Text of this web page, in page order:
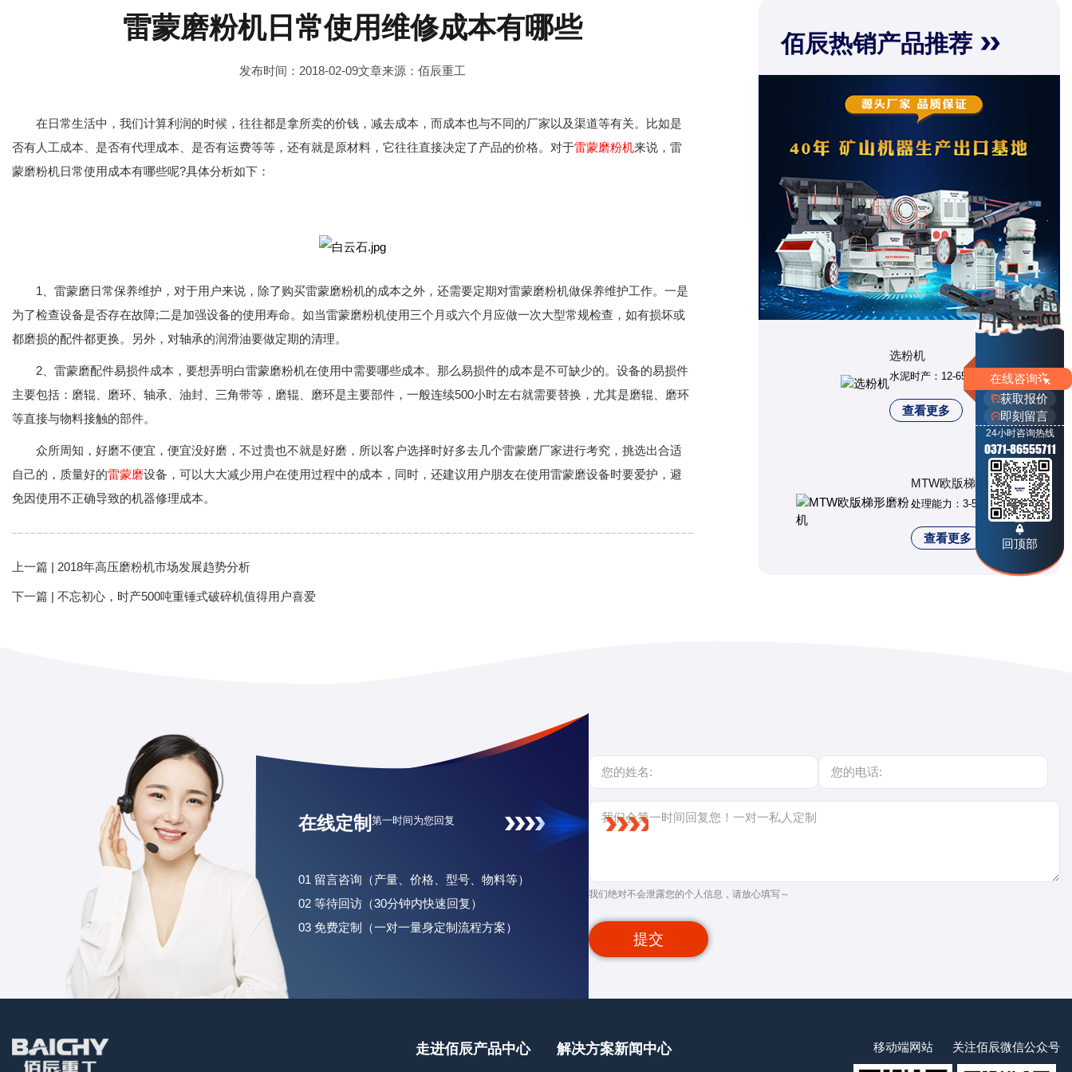
雷蒙磨粉机日常使用维修成本有哪些
发布时间：2018-02-09文章来源：佰辰重工
在日常生活中，我们计算利润的时候，往往都是拿所卖的价钱，减去成本，而成本也与不同的厂家以及渠道等有关。比如是
否有人工成本、是否有代理成本、是否有运费等等，还有就是原材料，它往往直接决定了产品的价格。对于雷蒙磨粉机来说，雷
蒙磨粉机日常使用成本有哪些呢?具体分析如下：
1、雷蒙磨日常保养维护，对于用户来说，除了购买雷蒙磨粉机的成本之外，还需要定期对雷蒙磨粉机做保养维护工作。一是
为了检查设备是否存在故障;二是加强设备的使用寿命。如当雷蒙磨粉机使用三个月或六个月应做一次大型常规检查，如有损坏或
都磨损的配件都更换。另外，对轴承的润滑油要做定期的清理。
2、雷蒙磨配件易损件成本，要想弄明白雷蒙磨粉机在使用中需要哪些成本。那么易损件的成本是不可缺少的。设备的易损件
主要包括：磨辊、磨环、轴承、油封、三角带等，磨辊、磨环是主要部件，一般连续500小时左右就需要替换，尤其是磨辊、磨环
等直接与物料接触的部件。
众所周知，好磨不便宜，便宜没好磨，不过贵也不就是好磨，所以客户选择时好多去几个雷蒙磨厂家进行考究，挑选出合适
自己的，质量好的雷蒙磨设备，可以大大减少用户在使用过程中的成本，同时，还建议用户朋友在使用雷蒙磨设备时要爱护，避
免因使用不正确导致的机器修理成本。
上一篇 | 2018年高压磨粉机市场发展趋势分析
下一篇 | 不忘初心，时产500吨重锤式破碎机值得用户喜爱
佰辰热销产品推荐
选粉机
水泥时产：12-65t/h
查看更多
MTW欧版梯形磨粉机
处理能力：3-50t/h
查看更多
在线定制第一时间为您回复
01 留言咨询（产量、价格、型号、物料等）
02 等待回访（30分钟内快速回复）
03 免费定制（一对一量身定制流程方案）
我们绝对不会泄露您的个人信息，请放心填写～
提交
走进佰辰产品中心 解决方案新闻中心 移动端网站 关注佰辰微信公众号
在线咨询
获取报价
即刻留言
24小时咨询热线
0371-86555711
回顶部